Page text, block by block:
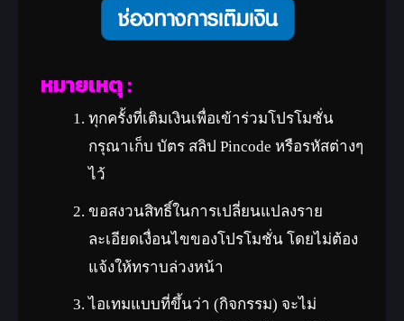
หมายเหตุ :
ทุกครั้งที่เติมเงินเพื่อเข้าร่วมโปรโมชั่น
กรุณาเก็บ บัตร สลิป Pincode หรือรหัสต่างๆ
ไว้
ขอสงวนสิทธิ์ในการเปลี่ยนแปลงราย
ละเอียดเงื่อนไขของโปรโมชั่น โดยไม่ต้อง
แจ้งให้ทราบล่วงหน้า
ไอเทมแบบที่ขึ้นว่า (กิจกรรม) จะไม่